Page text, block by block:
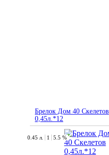
Брелок Дом 40 Скелетов
0,45л.*12
0.45 л. 1 5.5 %